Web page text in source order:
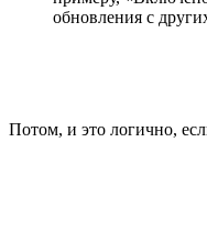
обновления с
Потом, и это логично,